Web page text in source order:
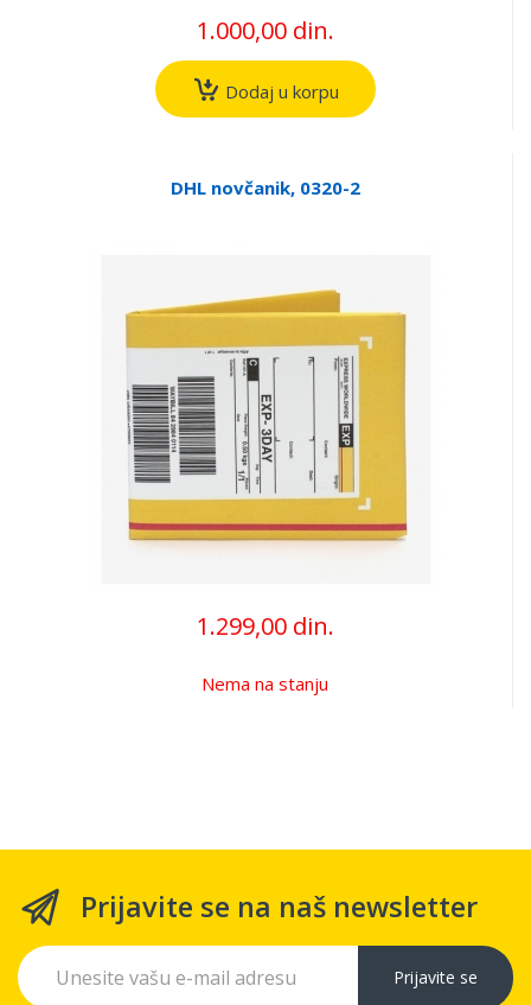
1.000,00 din.
Dodaj u korpu
DHL novčanik, 0320-2
1.299,00 din.
Nema na stanju
Prijavite se na naš newsletter
Prijavite se